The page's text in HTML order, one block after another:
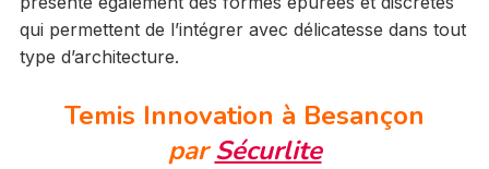
qui permettent de l’intégrer avec délicatesse dans tout
type d’architecture.
Temis Innovation à Besançon
parSécurlite